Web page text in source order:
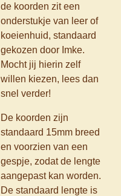
de koorden zit een
onderstukje van leer of
koeienhuid, standaard
gekozen door Imke.
Mocht jij hierin zelf
willen kiezen, lees dan
snel verder!
De koorden zijn
standaard 15mm breed
en voorzien van een
gespje, zodat de lengte
aangepast kan worden.
De standaard lengte is